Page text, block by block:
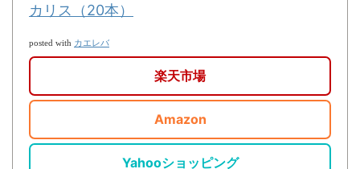
カリス（20本）
posted with カエレバ
楽天市場
Amazon
Yahooショッピング